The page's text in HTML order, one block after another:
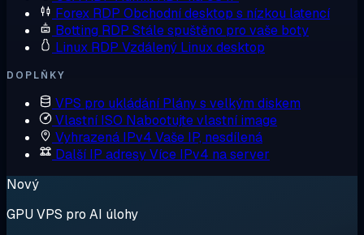
Forex RDP Obchodní desktop s nízkou latencí
Botting RDP Stále spuštěno pro vaše boty
Linux RDP Vzdálený Linux desktop
DOPLŇKY
VPS pro ukládání Plány s velkým diskem
Vlastní ISO Nabootujte vlastní image
Vyhrazená IPv4 Vaše IP, nesdílená
Další IP adresyVíce IPv4 na server
Nový
GPU VPS pro AI úlohy